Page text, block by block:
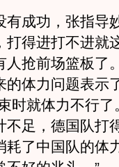
成功，张指导
打得进打不进就
抢前场篮板了
的体力问题表示
时就体力不行
不足，德国队打
了中国队的体